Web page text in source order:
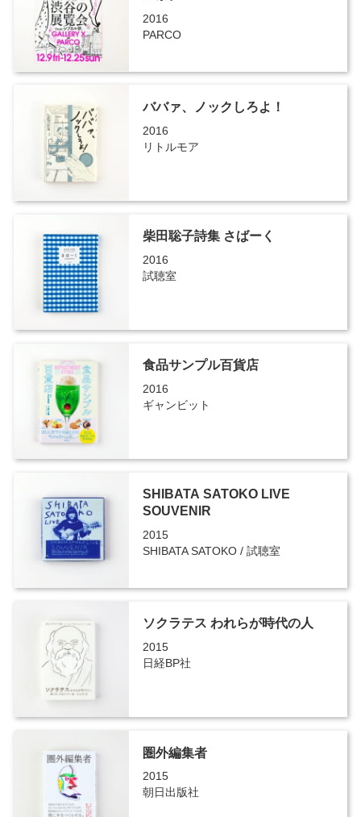
2016
PARCO
ババァ、ノックしろよ！
2016
リトルモア
柴田聡子詩集 さばーく
2016
試聴室
食品サンプル百貨店
2016
ギャンビット
SHIBATA SATOKO LIVE
SOUVENIR
2015
SHIBATA SATOKO / 試聴室
ソクラテス われらが時代の人
2015
日経BP社
圏外編集者
2015
朝日出版社